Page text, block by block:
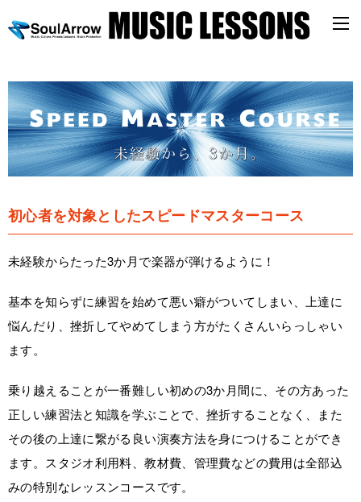
初心者を対象としたスピードマスターコース
未経験からたった3か月で楽器が弾けるように！
基本を知らずに練習を始めて悪い癖がついてしまい、上達に
悩んだり、挫折してやめてしまう方がたくさんいらっしゃい
ます。
乗り越えることが一番難しい初めの3か月間に、その方あった
正しい練習法と知識を学ぶことで、挫折することなく、また
その後の上達に繋がる良い演奏方法を身につけることができ
ます。スタジオ利用料、教材費、管理費などの費用は全部込
みの特別なレッスンコースです。